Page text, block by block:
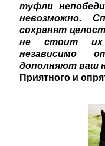
туфли
невозможно.
сохранят
не стоит их
независимо
дополняют ваш
Приятного и